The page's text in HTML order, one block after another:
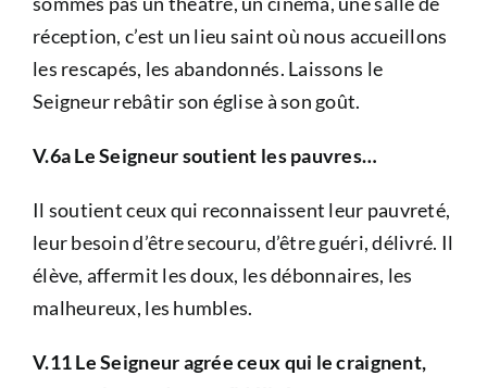
réception, c’est un lieu saint où nous accueillons
les rescapés, les abandonnés. Laissons le
Seigneur rebâtir son église à son goût.
V.6a Le Seigneur soutient les pauvres…
Il soutient ceux qui reconnaissent leur pauvreté,
leur besoin d’être secouru, d’être guéri, délivré. Il
élève, affermit les doux, les débonnaires, les
malheureux, les humbles.
V.11 Le Seigneur agrée ceux qui le craignent,